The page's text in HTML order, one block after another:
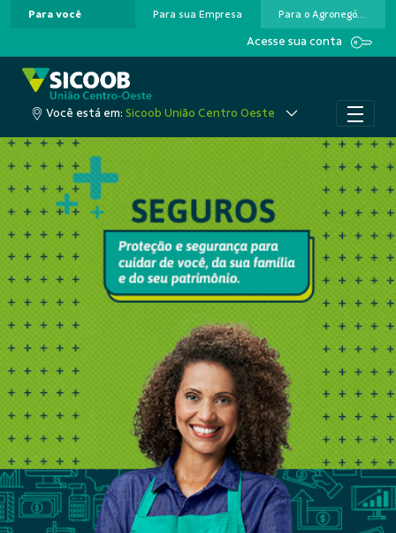
Pular para o Conteúdo principal
Para você Para sua Empresa Para o Agronegócio
Acesse sua conta
Você está em: Sicoob União Centro Oeste